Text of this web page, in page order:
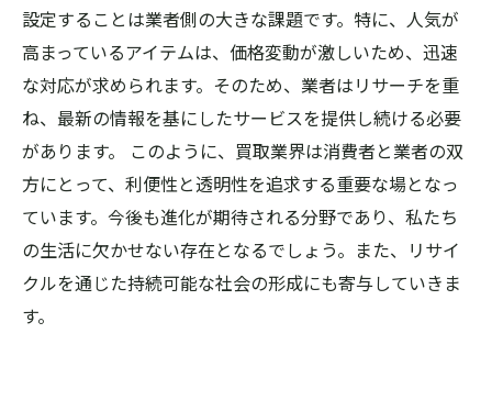
設定することは業者側の大きな課題です。特に、人気が
高まっているアイテムは、価格変動が激しいため、迅速
な対応が求められます。そのため、業者はリサーチを重
ね、最新の情報を基にしたサービスを提供し続ける必要
があります。 このように、買取業界は消費者と業者の双
方にとって、利便性と透明性を追求する重要な場となっ
ています。今後も進化が期待される分野であり、私たち
の生活に欠かせない存在となるでしょう。また、リサイ
クルを通じた持続可能な社会の形成にも寄与していきま
す。